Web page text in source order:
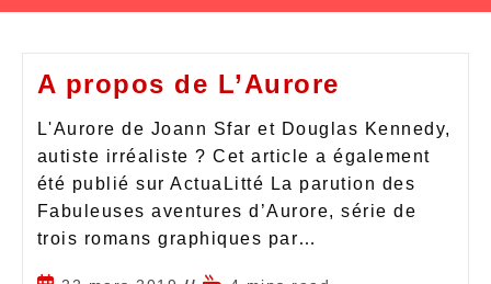
A propos de L’Aurore
L'Aurore de Joann Sfar et Douglas Kennedy,
autiste irréaliste ? Cet article a également
été publié sur ActuaLitté La parution des
Fabuleuses aventures d’Aurore, série de
trois romans graphiques par…